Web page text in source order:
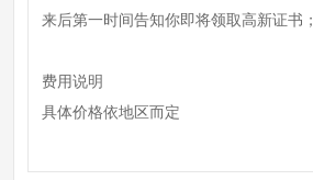
来后第一时间告知你即将领取高新证书；
费用说明
具体价格依地区而定